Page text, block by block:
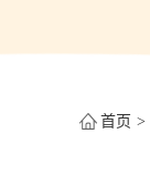
首页